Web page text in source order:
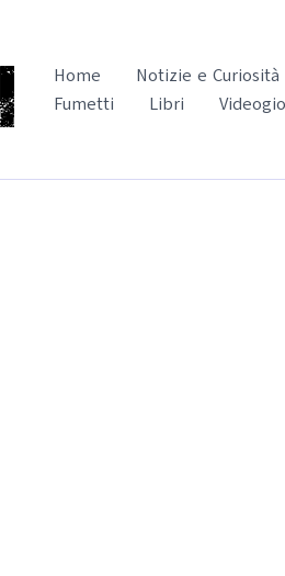
Home
Notizie e Curiosità
Fumetti
Libri